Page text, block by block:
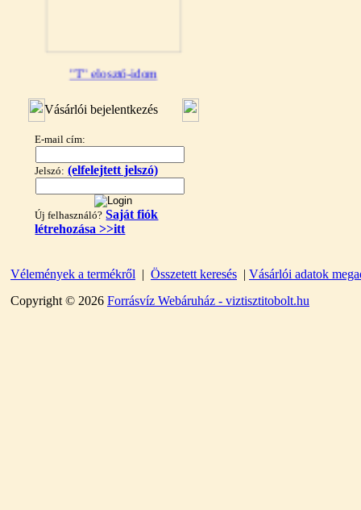
"T" elosztó-idom
3/8"x1/4"x3/8", Quick
360,-Ft
"T" elosztó-idom
Vásárlói bejelentkezés
E-mail cím:
Jelszó: (elfelejtett jelszó)
Új felhasználó? Saját fiók
létrehozása >>itt
Vélemények a termékről | Összetett keresés | Vásárlói adatok
Copyright © 2026 Forrásvíz Webáruház - viztisztitobolt.hu